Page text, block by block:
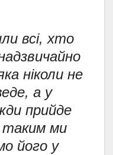
всі, хто
ніколи не
а у
прийде
таким ми
його у